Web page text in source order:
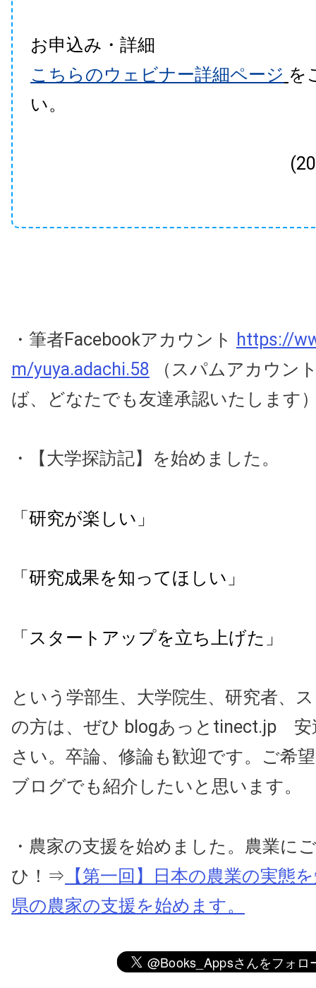
お申込み・詳細
こちらのウェビナー詳細ページ を
い。
・筆者Facebookアカウント https://
m/yuya.adachi.58 （スパムアカウン
ば、どなたでも友達承認いたします
・【大学探訪記】を始めました。
「研究が楽しい」
「研究成果を知ってほしい」
「スタートアップを立ち上げた」
という学部生、大学院生、研究者、
の方は、ぜひ blogあっとtinect.jp 安
さい。卒論、修論も歓迎です。ご希
ブログでも紹介したいと思います。
・農家の支援を始めました。農業に
ひ！⇒ 【第一回】日本の農業の実態
県の農家の支援を始めます。